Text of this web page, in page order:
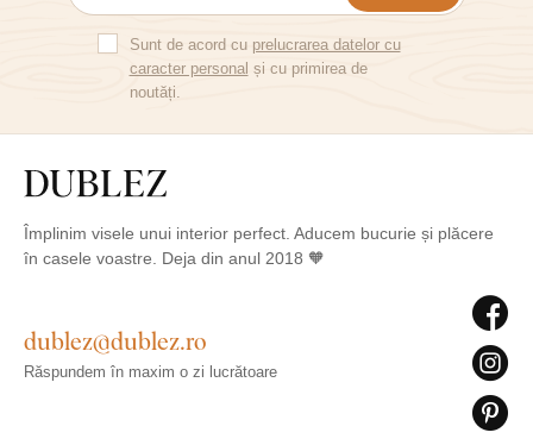
Sunt de acord cu prelucrarea datelor cu
caracter personal și cu primirea de
noutăți.
Împlinim visele unui interior perfect. Aducem bucurie și plăcere
în casele voastre. Deja din anul 2018 🧡
dublez@dublez.ro
Răspundem în maxim o zi lucrătoare